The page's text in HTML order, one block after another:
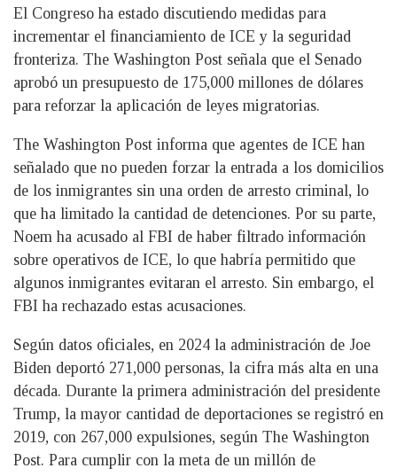
El Congreso ha estado discutiendo medidas para
incrementar el financiamiento de ICE y la seguridad
fronteriza. The Washington Post señala que el Senado
aprobó un presupuesto de 175,000 millones de dólares
para reforzar la aplicación de leyes migratorias.
The Washington Post informa que agentes de ICE han
señalado que no pueden forzar la entrada a los domicilios
de los inmigrantes sin una orden de arresto criminal, lo
que ha limitado la cantidad de detenciones. Por su parte,
Noem ha acusado al FBI de haber filtrado información
sobre operativos de ICE, lo que habría permitido que
algunos inmigrantes evitaran el arresto. Sin embargo, el
FBI ha rechazado estas acusaciones.
Según datos oficiales, en 2024 la administración de Joe
Biden deportó 271,000 personas, la cifra más alta en una
década. Durante la primera administración del presidente
Trump, la mayor cantidad de deportaciones se registró en
2019, con 267,000 expulsiones, según The Washington
Post. Para cumplir con la meta de un millón de